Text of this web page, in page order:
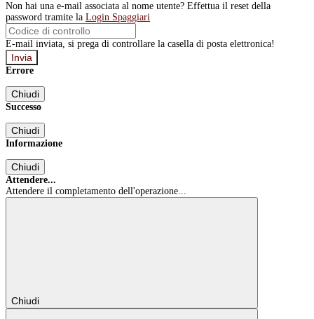
Non hai una e-mail associata al nome utente? Effettua il reset della
password tramite la Login Spaggiari
E-mail inviata, si prega di controllare la casella di posta elettronica!
Errore
Chiudi
Successo
Chiudi
Informazione
Chiudi
Attendere...
Attendere il completamento dell'operazione...
Chiudi